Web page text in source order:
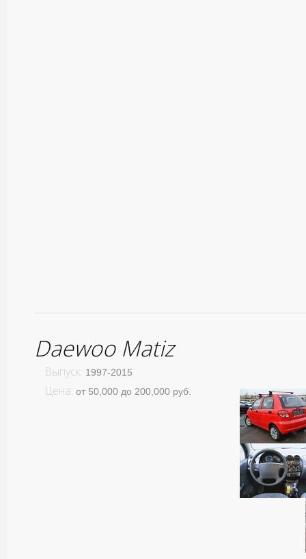
Daewoo Matiz
Выпуск: 1997-2015
Цена: от 50,000 до 200,000 руб.